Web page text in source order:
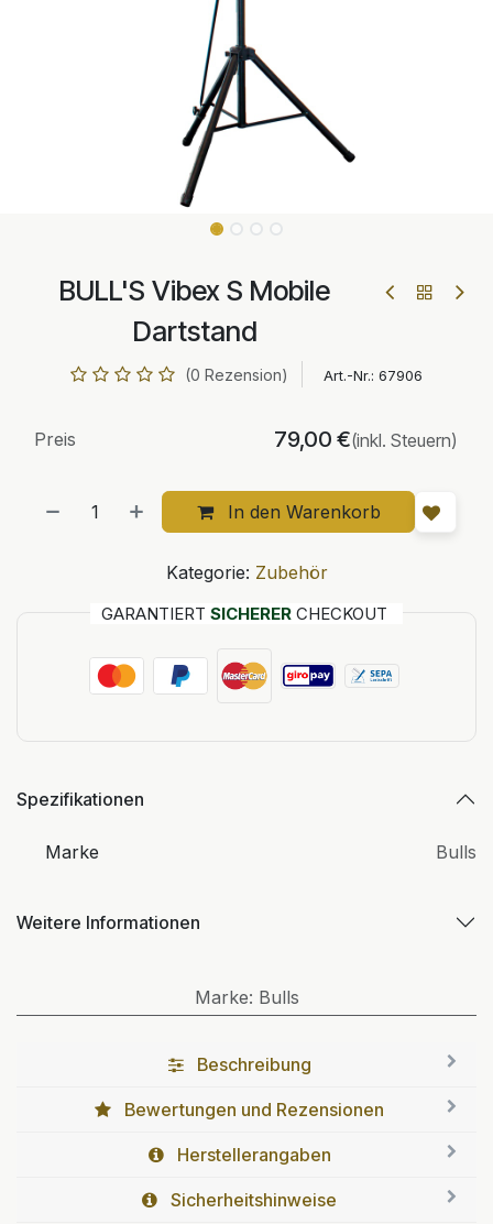
BULL'S Vibex S Mobile
Dartstand
(0 Rezension) Art.-Nr.: 67906
In den Warenkorb
Preis 79,00 €(inkl. Steuern)
Kategorie: Zubehör
GARANTIERT SICHERER CHECKOUT
Spezifikationen
Marke Bulls
Weitere Informationen
Marke: Bulls
Beschreibung
Bewertungen und Rezensionen
Herstellerangaben
Sicherheitshinweise